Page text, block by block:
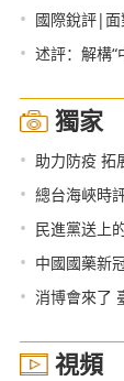
• 國際銳評|面
• 述評：解構“
獨家
• 助力防疫 拓
• 總台海峽時
• 民進黨送上
• 中國國藥新
• 消博會來了
視頻